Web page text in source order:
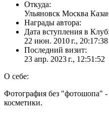
Откуда:
Ульяновск Москва
Награды автора:
Дата вступления в Клуб:
22 июн. 2010 г., 20:17:38
Последний визит:
23 апр. 2023 г., 12:51:52
О себе:
Фотография без "фотошопа"
косметики.